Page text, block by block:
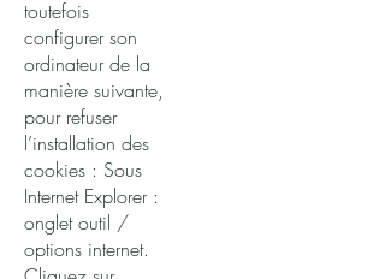
toutefois
configurer son
ordinateur de la
manière suivante,
pour refuser
l’installation des
cookies : Sous
Internet Explorer :
onglet outil /
options internet.